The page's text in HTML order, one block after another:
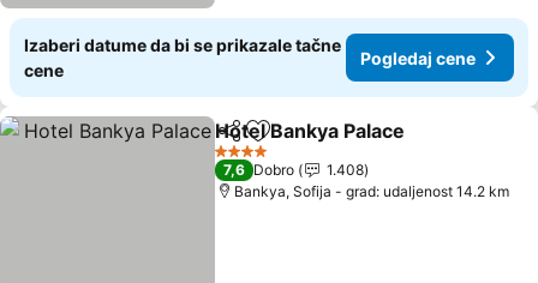
Izaberi datume da bi se prikazale tačne
cene
Pogledaj cene
Deli Dodati u favorite
Hotel Bankya Palace
4 Zvezdice
7,6 Dobro
1.408
Bankya, Sofija - grad: udaljenost 14.2 km